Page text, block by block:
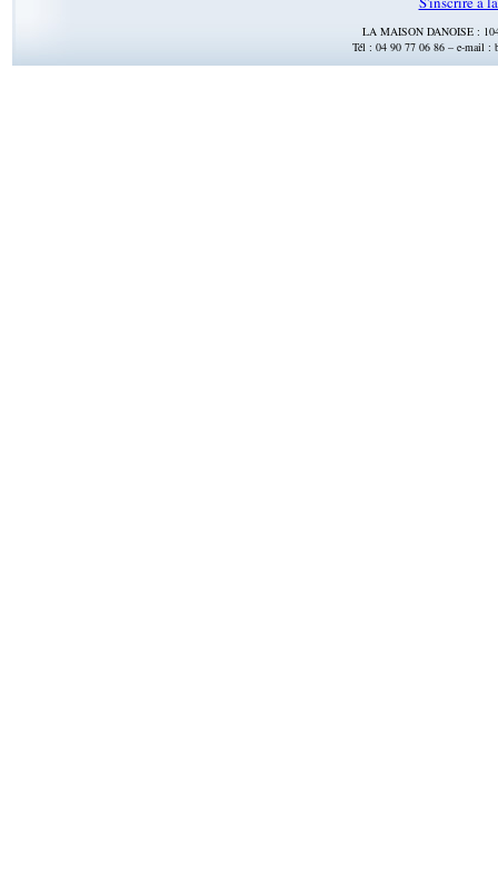
LA MAISON DANOISE :
Tél : 04 90 77 06 86 – e-mail :